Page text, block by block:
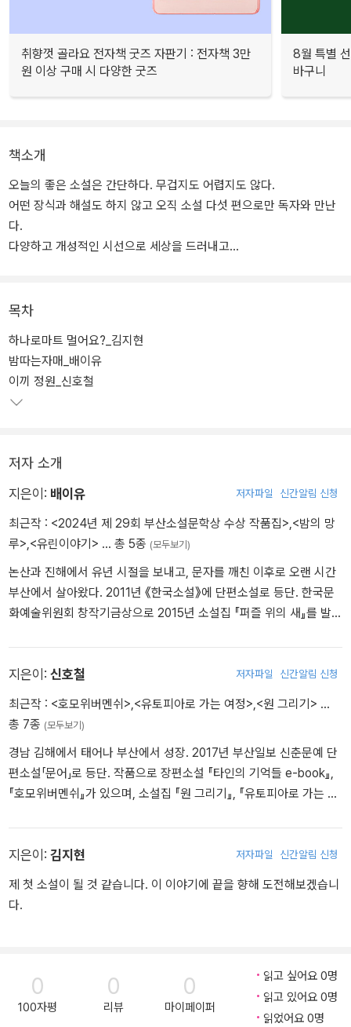
취향껏 골라요 전자책 굿즈 자판기 : 전자책 3만
원 이상 구매 시 다양한 굿즈
8월 특별
바구니
책소개
오늘의 좋은 소설은 간단하다. 무겁지도 어렵지도 않다.
어떤 장식과 해설도 하지 않고 오직 소설 다섯 편으로만 독자와 만난
다.
다양하고 개성적인 시선으로 세상을 드러내고
긴장을 느낄 수 있을 것이다.
오늘의 좋은 소설은 2007년 시작되어
지금까지 이어진 우리나라 최고의 소설전문계간지이다.
늘 상업성과 연고를 경계하여 지역과 한국문학의 지평을 넓히고자 한
다.
목차
하나로마트 멀어요?_김지현
밤따는자매_배이유
이끼 정원_신호철
저자 소개
지은이: 배이유 저자파일 신간알림 신청
최근작 : <2024년 제 29회 부산소설문학상 수상 작품집>,<밤의 망
루>,<유린이야기> … 총 5종 (모두보기)
논산과 진해에서 유년 시절을 보내고, 문자를 깨친 이후로 오랜 시간
부산에서 살아왔다. 2011년 《한국소설》에 단편소설로 등단. 한국문
화예술위원회 창작기금상으로 2015년 소설집 『퍼즐 위의 새』를 발간
Last Days’로 번역(양은미) 게재. 2022년 「소리와 흐름: 록의 부치지
못한 노래」로 ‘부산소설문학상’을 수상했다.
지은이: 신호철 저자파일 신간알림 신청
최근작 : <호모위버멘쉬>,<유토피아로 가는 여정>,<원 그리기> …
총 7종 (모두보기)
경남 김해에서 태어나 부산에서 성장. 2017년 부산일보 신춘문예 단
편소설「문어」로 등단. 작품으로 장편소설 『타인의 기억들 e-book』,
『호모위버멘쉬』가 있으며, 소설집 『원 그리기』, 『유토피아로 가는 여
지은이: 김지현 저자파일 신간알림 신청
제 첫 소설이 될 것 같습니다. 이 이야기에 끝을 향해 도전해보겠습니
다.
0
100자평
0
리뷰
0
마이페이퍼
읽고 싶어요 0명
읽고 있어요 0명
읽었어요 0명